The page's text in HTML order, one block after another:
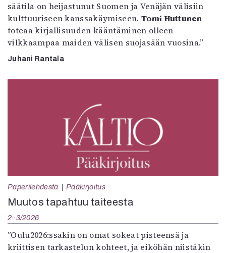
säätila on heijastunut Suomen ja Venäjän välisiin
kulttuuriseen kanssakäymiseen. Tomi Huttunen
toteaa kirjallisuuden kääntäminen olleen
vilkkaampaa maiden välisen suojasään vuosina.”
Juhani Rantala
Paperilehdestä Pääkirjoitus
Muutos tapahtuu taiteesta
2–3/2026
”Oulu2026:ssakin on omat sokeat pisteensä ja
kriittisen tarkastelun kohteet, ja eiköhän niistäkin